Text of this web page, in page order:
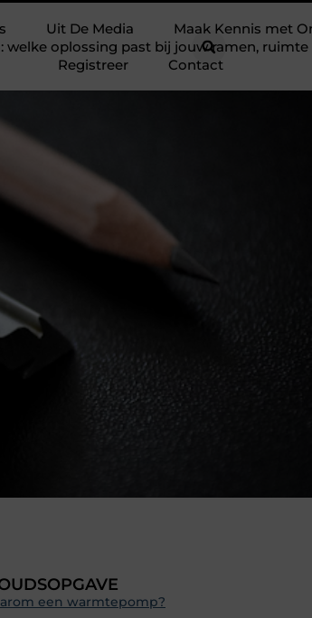
Uit De Media
Maak Kennis met
welke oplossing past bij jouw ramen,
Registreer
Contact
een warmtepomp?